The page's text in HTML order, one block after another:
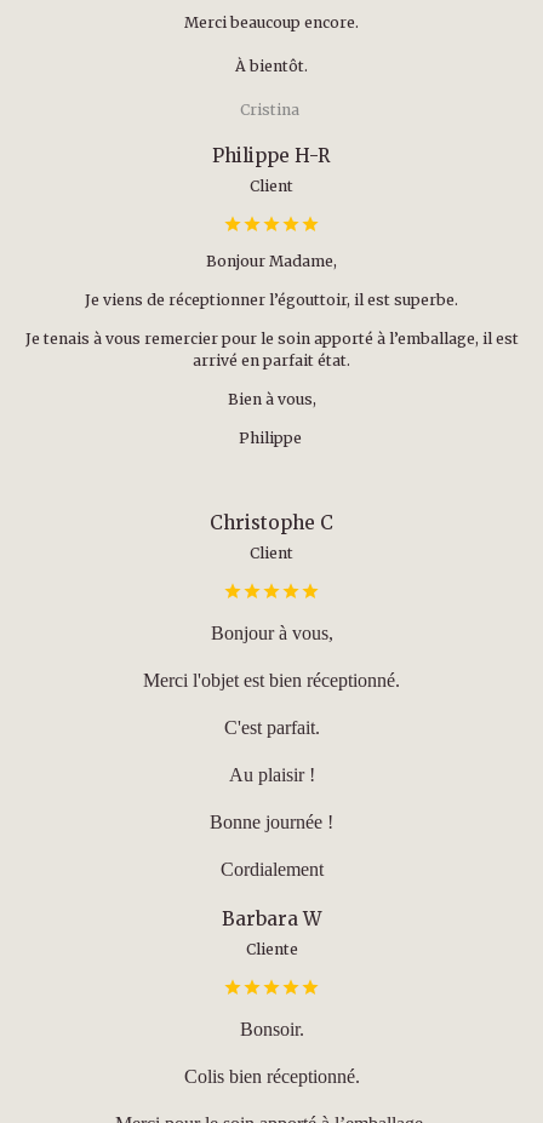
Merci beaucoup encore.
À bientôt.
Cristina
Philippe H-R
Client
Bonjour Madame,
Je viens de réceptionner l’égouttoir, il est superbe.
Je tenais à vous remercier pour le soin apporté à l’emballage, il est
arrivé en parfait état.
Bien à vous,
Philippe
Christophe C
Client
Bonjour à vous,
Merci l'objet est bien réceptionné.
C'est parfait.
Au plaisir !
Bonne journée !
Cordialement
Barbara W
Cliente
Bonsoir.
Colis bien réceptionné.